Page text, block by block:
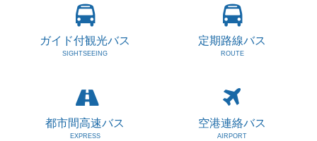
ガイド付観光バス
SIGHTSEEING
定期路線バス
ROUTE
都市間高速バス
EXPRESS
空港連絡バス
AIRPORT